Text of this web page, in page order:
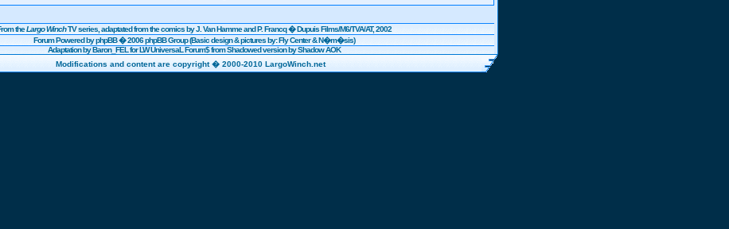
theLargo WinchTV series, adaptated from the comics by J. Van Hamme and P. Francq �DupuisFilms/M6/TVA/AT, 2002
Forum Powered byphpBB� 2006 phpBB Group (Basic design & pictures by: Fly Center & N�m�sis)
Adaptation by Baron_FEL for LW UniversaL Forum$ from Shadowed version by Shadow AOK
Modifications and content are copyright � 2000-2010 LargoWinch.net